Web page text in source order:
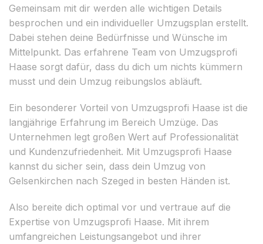
Gemeinsam mit dir werden alle wichtigen Details
besprochen und ein individueller Umzugsplan erstellt.
Dabei stehen deine Bedürfnisse und Wünsche im
Mittelpunkt. Das erfahrene Team von Umzugsprofi
Haase sorgt dafür, dass du dich um nichts kümmern
musst und dein Umzug reibungslos abläuft.
Ein besonderer Vorteil von Umzugsprofi Haase ist die
langjährige Erfahrung im Bereich Umzüge. Das
Unternehmen legt großen Wert auf Professionalität
und Kundenzufriedenheit. Mit Umzugsprofi Haase
kannst du sicher sein, dass dein Umzug von
Gelsenkirchen nach Szeged in besten Händen ist.
Also bereite dich optimal vor und vertraue auf die
Expertise von Umzugsprofi Haase. Mit ihrem
umfangreichen Leistungsangebot und ihrer